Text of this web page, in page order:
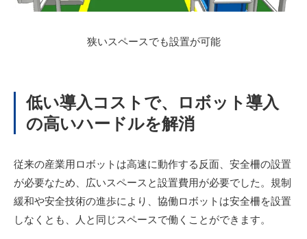
狭いスペースでも設置が可能
低い導入コストで、ロボット導入
の高いハードルを解消
従来の産業用ロボットは高速に動作する反面、安全柵の設置
が必要なため、広いスペースと設置費用が必要でした。規制
緩和や安全技術の進歩により、協働ロボットは安全柵を設置
しなくとも、人と同じスペースで働くことができます。